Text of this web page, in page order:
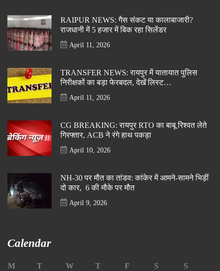
RAIPUR NEWS: गैस संकट या कालाबाजारी?
राजधानी में 5 हजार में बिक रहा सिलेंडर
April 11, 2026
TRANSFER NEWS: रायपुर में यातायात पुलिस
निरीक्षकों का बड़ा फेरबदल, देखें लिस्ट…
April 11, 2026
CG BREAKING: रायपुर RTO का बाबू रिश्वत लेते
गिरफ्तार, ACB ने रंगे हाथ पकड़ा
April 10, 2026
NH-30 पर मौत का तांडव: कांकेर में आमने-सामने भिड़ीं
दो कार, 6 की मौके पर मौत
April 9, 2026
Calendar
M T W T F S
S